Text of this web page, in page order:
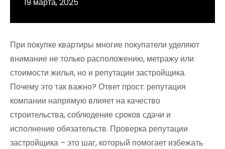
При покупке квартиры многие покупатели уделяют
внимание не только расположению, метражу или
стоимости жилья, но и репутации застройщика.
Почему это так важно? Ответ прост: репутация
компании напрямую влияет на качество
строительства, соблюдение сроков сдачи и
исполнение обязательств. Проверка репутации
застройщика – это шаг, который помогает избежать